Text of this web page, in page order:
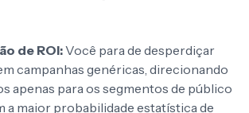
de ROI:Você para de desperdiçar
campanhas genéricas, direcionando
apenas para os segmentos de público
a maior probabilidade estatística de